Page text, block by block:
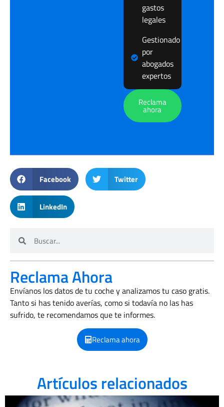
gastos
legales
Gestionado
por
abogados
expertos
Reclama
ahora
Facebook Twitter
LinkedIn
Reclama Ahora
Envíanos los datos de tu coche y analizamos tu caso gratis.
Tanto si has tenido averías, como si todavía no las has
sufrido, te recomendamos que te informes.
Reclama ahora
Artículos relacionados